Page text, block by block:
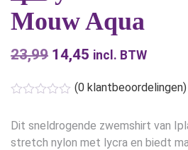
Hoe begin ik?
Mouw Aqua
23,99 Oorspronkelijke
was:
€23,99.
14,45 Huidige
€14,45.
incl. BTW
(0 klantbeoordelingen)
Dit sneldrogende zwemshirt van
stretch nylon met lycra en biedt